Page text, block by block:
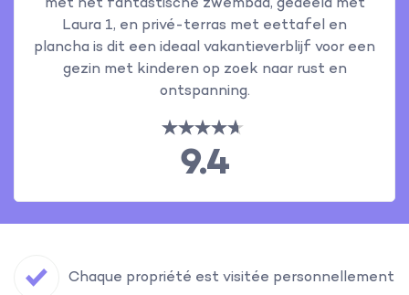
Laura 1, en privé-terras met eettafel en
plancha is dit een ideaal vakantieverblijf voor een
gezin met kinderen op zoek naar rust en
ontspanning.
9.4
Chaque propriété est visitée personnellement